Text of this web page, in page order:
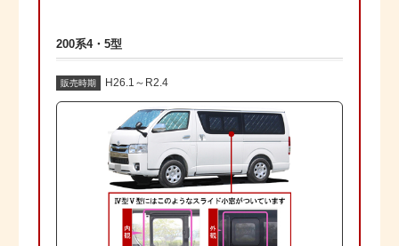
200系4・5型
販売時期 H26.1～R2.4